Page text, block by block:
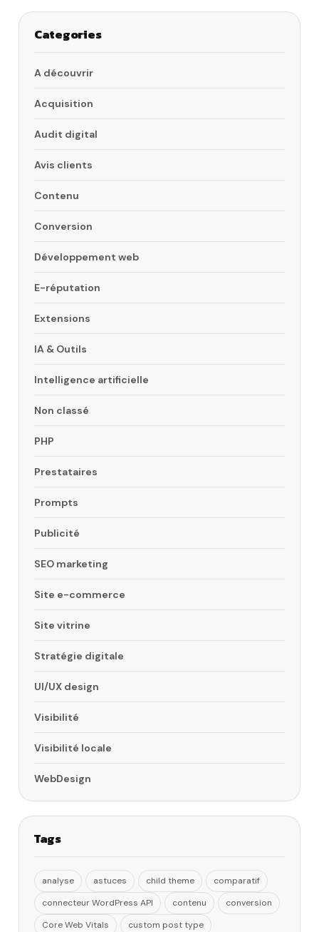
Categories
A découvrir
Acquisition
Audit digital
Avis clients
Contenu
Conversion
Développement web
E-réputation
Extensions
IA & Outils
Intelligence artificielle
Non classé
PHP
Prestataires
Prompts
Publicité
SEO marketing
Site e-commerce
Site vitrine
Stratégie digitale
UI/UX design
Visibilité
Visibilité locale
WebDesign
Tags
analyse astuces child theme
comparatif
connecteur WordPress API
contenu
conversion
Core Web Vitals
custom post type